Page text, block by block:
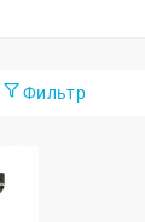
Фильтр